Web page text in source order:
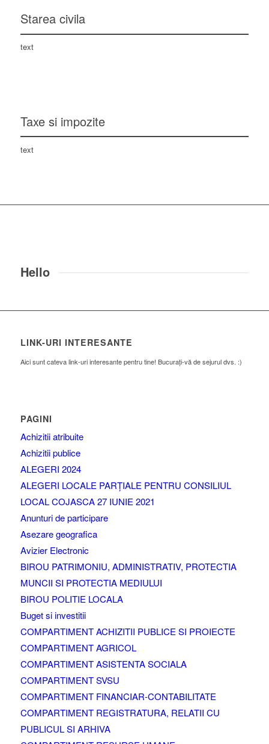
Starea civila
text
Taxe si impozite
text
Hello
LINK-URI INTERESANTE
Aici sunt cateva link-uri interesante pentru tine! Bucurați-vă de sejurul dvs. :)
PAGINI
Achizitii atribuite
Achizitii publice
ALEGERI 2024
ALEGERI LOCALE PARȚIALE PENTRU CONSILIUL
LOCAL COJASCA 27 IUNIE 2021
Anunturi de participare
Asezare geografica
Avizier Electronic
BIROU PATRIMONIU, ADMINISTRATIV, PROTECTIA
MUNCII SI PROTECTIA MEDIULUI
BIROU POLITIE LOCALA
Buget si investitii
COMPARTIMENT ACHIZITII PUBLICE SI PROIECTE
COMPARTIMENT AGRICOL
COMPARTIMENT ASISTENTA SOCIALA
COMPARTIMENT SVSU
COMPARTIMENT FINANCIAR-CONTABILITATE
COMPARTIMENT REGISTRATURA, RELATII CU
PUBLICUL SI ARHIVA